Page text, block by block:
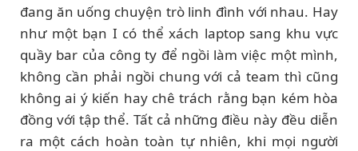
đang ăn uống chuyện trò linh đình với nhau. Hay
như một bạn I có thể xách laptop sang khu vực
quầy bar của công ty để ngồi làm việc một mình,
không cần phải ngồi chung với cả team thì cũng
không ai ý kiến hay chê trách rằng bạn kém hòa
đồng với tập thể. Tất cả những điều này đều diễn
ra một cách hoàn toàn tự nhiên, khi mọi người